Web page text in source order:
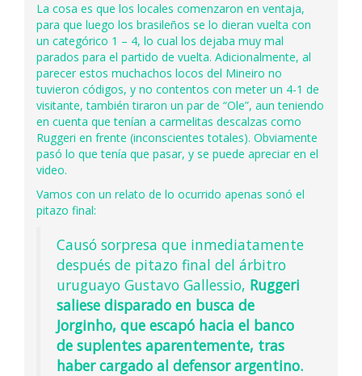
La cosa es que los locales comenzaron en ventaja,
para que luego los brasileños se lo dieran vuelta con
un categórico 1 – 4, lo cual los dejaba muy mal
parados para el partido de vuelta. Adicionalmente, al
parecer estos muchachos locos del Mineiro no
tuvieron códigos, y no contentos con meter un 4-1 de
visitante, también tiraron un par de “Ole”, aun teniendo
en cuenta que tenían a carmelitas descalzas como
Ruggeri en frente (inconscientes totales). Obviamente
pasó lo que tenía que pasar, y se puede apreciar en el
video.
Vamos con un relato de lo ocurrido apenas sonó el
pitazo final:
Causó sorpresa que inmediatamente
después de pitazo final del árbitro
uruguayo Gustavo Gallessio, Ruggeri
saliese disparado en busca de
Jorginho, que escapó hacia el banco
de suplentes aparentemente, tras
haber cargado al defensor argentino.